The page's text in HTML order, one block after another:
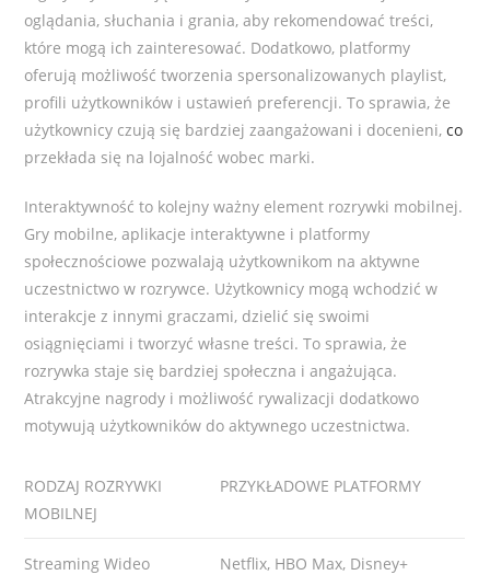
oglądania, słuchania i grania, aby rekomendować treści,
które mogą ich zainteresować. Dodatkowo, platformy
oferują możliwość tworzenia spersonalizowanych playlist,
profili użytkowników i ustawień preferencji. To sprawia, że
użytkownicy czują się bardziej zaangażowani i docenieni,co
przekłada się na lojalność wobec marki.
Interaktywność to kolejny ważny element rozrywki mobilnej.
Gry mobilne, aplikacje interaktywne i platformy
społecznościowe pozwalają użytkownikom na aktywne
uczestnictwo w rozrywce. Użytkownicy mogą wchodzić w
interakcje z innymi graczami, dzielić się swoimi
osiągnięciami i tworzyć własne treści. To sprawia, że
rozrywka staje się bardziej społeczna i angażująca.
Atrakcyjne nagrody i możliwość rywalizacji dodatkowo
motywują użytkowników do aktywnego uczestnictwa.
RODZAJ ROZRYWKI
MOBILNEJ
PRZYKŁADOWE PLATFORMY
Streaming Wideo Netflix, HBO Max, Disney+